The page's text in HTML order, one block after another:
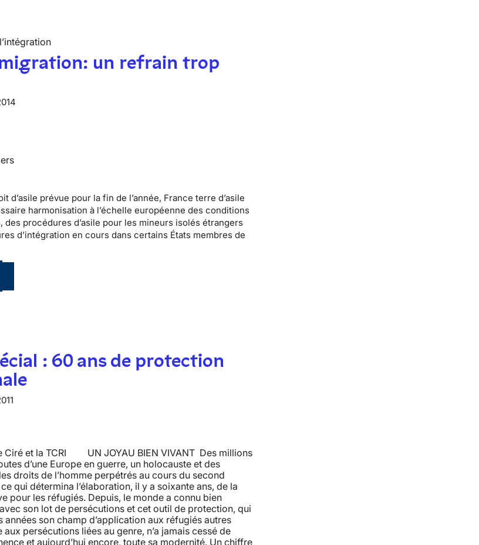
un refrain trop
d’asile prévue pour la fin de l’année, France terre d’asile
harmonisation à l’échelle européenne des conditions
des procédures d’asile pour les mineurs isolés étrangers
d’intégration en cours dans certains États membres de
: 60 ans de protection
Ciré et la TCRI UN JOYAU BIEN VIVANT Des millions
d’une Europe en guerre, un holocauste et des
droits de l’homme perpétrés au cours du second
qui détermina l’élaboration, il y a soixante ans, de la
pour les réfugiés. Depuis, le monde a connu bien
son lot de persécutions et cet outil de protection, qui
années son champ d’application aux réfugiés autres
aux persécutions liées au genre, n’a jamais cessé de
et aujourd’hui encore, toute sa modernité. Un chiffre